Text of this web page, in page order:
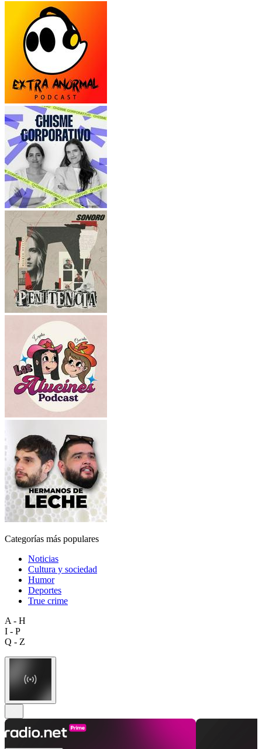
Categorías más populares
Noticias
Cultura y sociedad
Humor
Deportes
True crime
A - H
I - P
Q - Z